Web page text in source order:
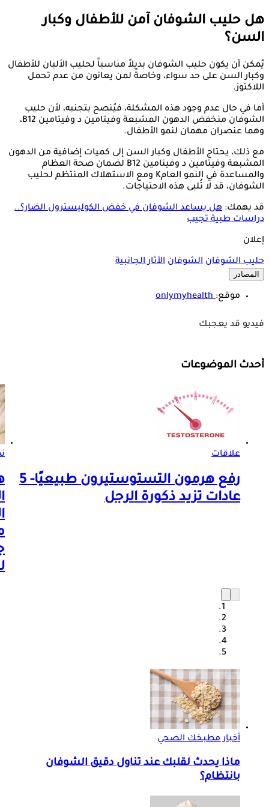
هل حليب الشوفان آمن للأطفال وكبار
السن؟
يُمكن أن يكون حليب الشوفان بديلاً مناسباً لحليب الألبان للأطفال
وكبار السن على حد سواء، وخاصةً لمن يعانون من عدم تحمل
اللاكتوز.
أما في حال عدم وجود هذه المشكلة، فيُنصح بتجنبه، لأن حليب
الشوفان منخفض الدهون المشبعة وفيتامين د وفيتامين B12،
وهما عنصران مهمان لنمو الأطفال.
مع ذلك، يحتاج الأطفال وكبار السن إلى كميات إضافية من الدهون
المشبعة وفيتامين د وفيتامين B12 لضمان صحة العظام
والمساعدة في النمو العامK ومع الاستهلاك المنتظم لحليب
الشوفان، قد لا تُلبى هذه الاحتياجات.
قد يهمك: هل يساعد الشوفان في خفض الكوليسترول الضار؟..
دراسات طبية تجيب
إعلان
حليب الشوفان الشوفان الأثار الجانبية
المصادر
موقع:onlymyhealth
فيديو قد يعجبك
أحدث الموضوعات
علاقات
رفع هرمون التستوستيرون طبيعيًا- 5
عادات تزيد ذكورة الرجل
أخبار مطبخك الصحي
ماذا يحدث لقلبك عند تناول دقيق الشوفان
بانتظام؟